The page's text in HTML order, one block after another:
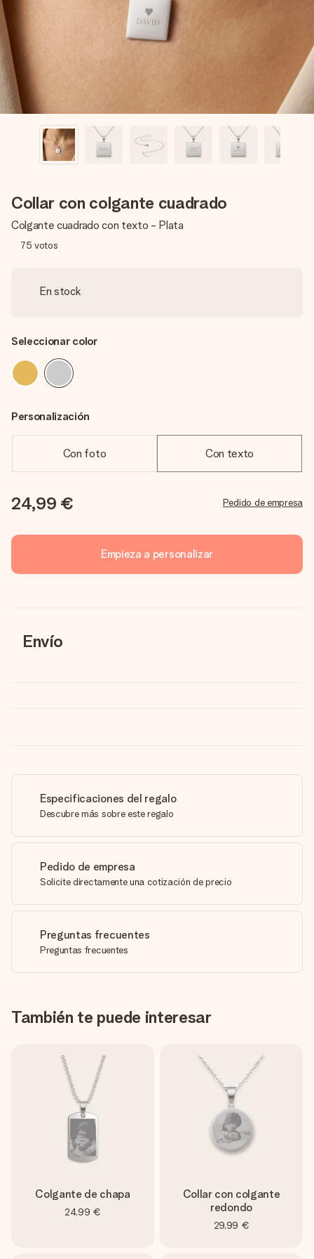
un mensaje que llegue al corazón. Sin complicaciones, solo
todo el amor para el momento.
Collar con colgante cuadrado
Colgante cuadrado con texto - Plata
75 votos
En stock
Seleccionar color
Personalización
Con foto Con texto
24,99 € Pedido de empresa
Empieza a personalizar
Envío
Especificaciones del regalo
Descubre más sobre este regalo
Pedido de empresa
Solicite directamente una cotización de precio
Preguntas frecuentes
Preguntas frecuentes
También te puede interesar
Colgante de chapa
24,99 €
Collar con colgante
redondo
29,99 €